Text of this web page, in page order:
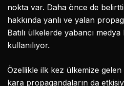
nokta var. Daha önce de
hakkında yanlı ve yalan
Batılı ülkelerde yabancı
kullanılıyor.
Özellikle ilk kez ülkemize
kara propagandaların da